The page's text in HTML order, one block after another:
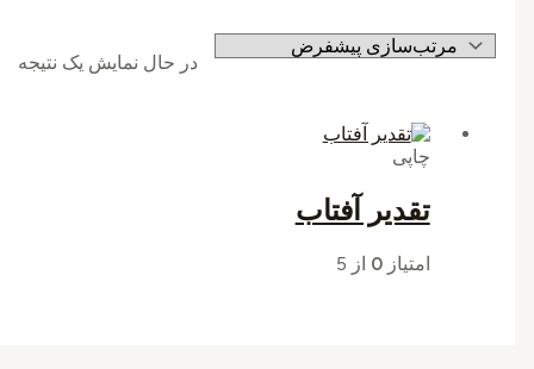
در حال نمایش یک نتیجه
چاپی
تقدیر آفتاب
امتیاز0از 5